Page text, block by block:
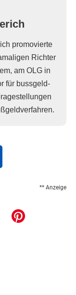
promovierte
Richter
am OLG in
für bussgeld-
** Anzeige